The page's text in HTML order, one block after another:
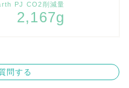
PJ CO2削減量
2,167g
問する